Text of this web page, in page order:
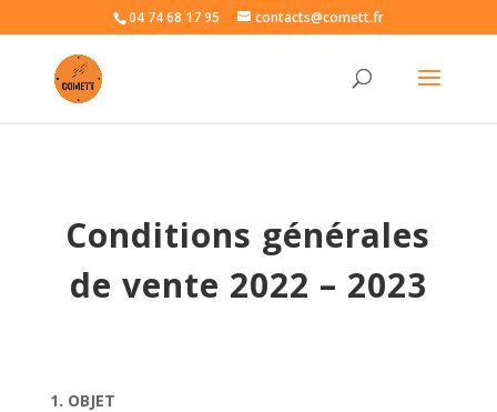
04 74 68 17 95 contacts@comett.fr
Conditions générales
de vente 2022 – 2023
1. OBJET